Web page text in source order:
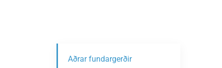
Aðrar fundargerðir